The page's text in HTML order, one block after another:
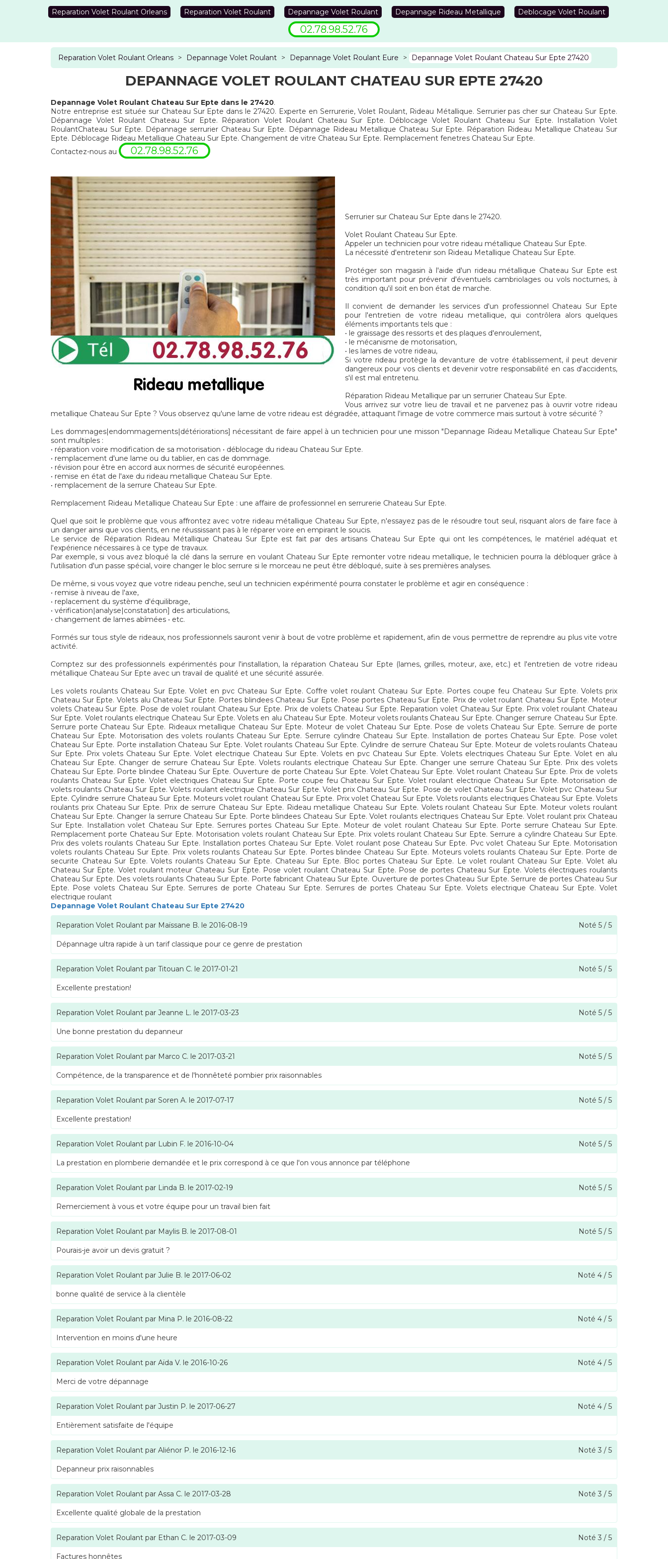
Reparation Volet Roulant Orleans Reparation Volet Roulant Depannage Volet Roulant Depannage Rideau Metallique Deblocage Volet Roulant
02.78.98.52.76
Reparation Volet Roulant Orleans > Depannage Volet Roulant > Depannage Volet Roulant Eure > Depannage Volet Roulant Chateau Sur Epte 27420
DEPANNAGE VOLET ROULANT CHATEAU SUR EPTE 27420
Depannage Volet Roulant Chateau Sur Epte dans le 27420.
Notre entreprise est située sur Chateau Sur Epte dans le 27420. Experte en Serrurerie, Volet Roulant, Rideau Métallique. Serrurier pas cher sur Chateau Sur Epte.
Dépannage Volet Roulant Chateau Sur Epte. Réparation Volet Roulant Chateau Sur Epte. Déblocage Volet Roulant Chateau Sur Epte. Installation Volet
RoulantChateau Sur Epte. Dépannage serrurier Chateau Sur Epte. Dépannage Rideau Metallique Chateau Sur Epte. Réparation Rideau Metallique Chateau Sur
Epte. Déblocage Rideau Metallique Chateau Sur Epte. Changement de vitre Chateau Sur Epte. Remplacement fenetres Chateau Sur Epte.
Contactez-nous au
02.78.98.52.76
Serrurier sur Chateau Sur Epte dans le 27420.
Volet Roulant Chateau Sur Epte.
Appeler un technicien pour votre rideau métallique Chateau Sur Epte.
La nécessité d'entretenir son Rideau Metallique Chateau Sur Epte.
Protéger son magasin à l'aide d'un rideau métallique Chateau Sur Epte est
très important pour prévenir d'éventuels cambriolages ou vols nocturnes, à
condition qu'il soit en bon état de marche.
Il convient de demander les services d'un professionnel Chateau Sur Epte
pour l'entretien de votre rideau metallique, qui contrôlera alors quelques
éléments importants tels que :
• le graissage des ressorts et des plaques d'enroulement,
• le mécanisme de motorisation,
• les lames de votre rideau,
Si votre rideau protège la devanture de votre établissement, il peut devenir
dangereux pour vos clients et devenir votre responsabilité en cas d'accidents,
s'il est mal entretenu.
Réparation Rideau Metallique par un serrurier Chateau Sur Epte.
Vous arrivez sur votre lieu de travail et ne parvenez pas à ouvrir votre rideau
metallique Chateau Sur Epte ? Vous observez qu'une lame de votre rideau est dégradée, attaquant l'image de votre commerce mais surtout à votre sécurité ?
Les dommages|endommagements|détériorations] nécessitant de faire appel à un technicien pour une misson "Depannage Rideau Metallique Chateau Sur Epte"
sont multiples :
• réparation voire modification de sa motorisation • déblocage du rideau Chateau Sur Epte.
• remplacement d'une lame ou du tablier, en cas de dommage.
• révision pour être en accord aux normes de sécurité européennes.
• remise en état de l'axe du rideau metallique Chateau Sur Epte.
• remplacement de la serrure Chateau Sur Epte.
Remplacement Rideau Metallique Chateau Sur Epte : une affaire de professionnel en serrurerie Chateau Sur Epte.
Quel que soit le problème que vous affrontez avec votre rideau métallique Chateau Sur Epte, n'essayez pas de le résoudre tout seul, risquant alors de faire face à
un danger ainsi que vos clients, en ne réussissant pas à le réparer voire en empirant le soucis.
Le service de Réparation Rideau Métallique Chateau Sur Epte est fait par des artisans Chateau Sur Epte qui ont les compétences, le matériel adéquat et
l'expérience nécessaires à ce type de travaux.
Par exemple, si vous avez bloqué la clé dans la serrure en voulant Chateau Sur Epte remonter votre rideau metallique, le technicien pourra la débloquer grâce à
l'utilisation d'un passe spécial, voire changer le bloc serrure si le morceau ne peut être débloqué, suite à ses premières analyses.
De même, si vous voyez que votre rideau penche, seul un technicien expérimenté pourra constater le problème et agir en conséquence :
• remise à niveau de l'axe,
• replacement du système d'équilibrage,
• vérification|analyse|constatation] des articulations,
• changement de lames abîmées • etc.
Formés sur tous style de rideaux, nos professionnels sauront venir à bout de votre problème et rapidement, afin de vous permettre de reprendre au plus vite votre
activité.
Comptez sur des professionnels expérimentés pour l'installation, la réparation Chateau Sur Epte (lames, grilles, moteur, axe, etc.) et l'entretien de votre rideau
métallique Chateau Sur Epte avec un travail de qualité et une sécurité assurée.
Les volets roulants Chateau Sur Epte. Volet en pvc Chateau Sur Epte. Coffre volet roulant Chateau Sur Epte. Portes coupe feu Chateau Sur Epte. Volets prix
Chateau Sur Epte. Volets alu Chateau Sur Epte. Portes blindees Chateau Sur Epte. Pose portes Chateau Sur Epte. Prix de volet roulant Chateau Sur Epte. Moteur
volets Chateau Sur Epte. Pose de volet roulant Chateau Sur Epte. Prix de volets Chateau Sur Epte. Reparation volet Chateau Sur Epte. Prix volet roulant Chateau
Sur Epte. Volet roulants electrique Chateau Sur Epte. Volets en alu Chateau Sur Epte. Moteur volets roulants Chateau Sur Epte. Changer serrure Chateau Sur Epte.
Serrure porte Chateau Sur Epte. Rideaux metallique Chateau Sur Epte. Moteur de volet Chateau Sur Epte. Pose de volets Chateau Sur Epte. Serrure de porte
Chateau Sur Epte. Motorisation des volets roulants Chateau Sur Epte. Serrure cylindre Chateau Sur Epte. Installation de portes Chateau Sur Epte. Pose volet
Chateau Sur Epte. Porte installation Chateau Sur Epte. Volet roulants Chateau Sur Epte. Cylindre de serrure Chateau Sur Epte. Moteur de volets roulants Chateau
Sur Epte. Prix volets Chateau Sur Epte. Volet electrique Chateau Sur Epte. Volets en pvc Chateau Sur Epte. Volets electriques Chateau Sur Epte. Volet en alu
Chateau Sur Epte. Changer de serrure Chateau Sur Epte. Volets roulants electrique Chateau Sur Epte. Changer une serrure Chateau Sur Epte. Prix des volets
Chateau Sur Epte. Porte blindee Chateau Sur Epte. Ouverture de porte Chateau Sur Epte. Volet Chateau Sur Epte. Volet roulant Chateau Sur Epte. Prix de volets
roulants Chateau Sur Epte. Volet electriques Chateau Sur Epte. Porte coupe feu Chateau Sur Epte. Volet roulant electrique Chateau Sur Epte. Motorisation de
volets roulants Chateau Sur Epte. Volets roulant electrique Chateau Sur Epte. Volet prix Chateau Sur Epte. Pose de volet Chateau Sur Epte. Volet pvc Chateau Sur
Epte. Cylindre serrure Chateau Sur Epte. Moteurs volet roulant Chateau Sur Epte. Prix volet Chateau Sur Epte. Volets roulants electriques Chateau Sur Epte. Volets
roulants prix Chateau Sur Epte. Prix de serrure Chateau Sur Epte. Rideau metallique Chateau Sur Epte. Volets roulant Chateau Sur Epte. Moteur volets roulant
Chateau Sur Epte. Changer la serrure Chateau Sur Epte. Porte blindees Chateau Sur Epte. Volet roulants electriques Chateau Sur Epte. Volet roulant prix Chateau
Sur Epte. Installation volet Chateau Sur Epte. Serrures portes Chateau Sur Epte. Moteur de volet roulant Chateau Sur Epte. Porte serrure Chateau Sur Epte.
Remplacement porte Chateau Sur Epte. Motorisation volets roulant Chateau Sur Epte. Prix volets roulant Chateau Sur Epte. Serrure a cylindre Chateau Sur Epte.
Prix des volets roulants Chateau Sur Epte. Installation portes Chateau Sur Epte. Volet roulant pose Chateau Sur Epte. Pvc volet Chateau Sur Epte. Motorisation
volets roulants Chateau Sur Epte. Prix volets roulants Chateau Sur Epte. Portes blindee Chateau Sur Epte. Moteurs volets roulants Chateau Sur Epte. Porte de
securite Chateau Sur Epte. Volets roulants Chateau Sur Epte. Chateau Sur Epte. Bloc portes Chateau Sur Epte. Le volet roulant Chateau Sur Epte. Volet alu
Chateau Sur Epte. Volet roulant moteur Chateau Sur Epte. Pose volet roulant Chateau Sur Epte. Pose de portes Chateau Sur Epte. Volets électriques roulants
Chateau Sur Epte. Des volets roulants Chateau Sur Epte. Porte fabricant Chateau Sur Epte. Ouverture de portes Chateau Sur Epte. Serrure de portes Chateau Sur
Epte. Pose volets Chateau Sur Epte. Serrures de porte Chateau Sur Epte. Serrures de portes Chateau Sur Epte. Volets electrique Chateau Sur Epte. Volet
electrique roulant
Depannage Volet Roulant Chateau Sur Epte 27420
Reparation Volet Roulant par Maïssane B. le 2016-08-19 Noté 5 / 5
Dépannage ultra rapide à un tarif classique pour ce genre de prestation
Reparation Volet Roulant par Titouan C. le 2017-01-21 Noté 5 / 5
Excellente prestation!
Reparation Volet Roulant par Jeanne L. le 2017-03-23 Noté 5 / 5
Une bonne prestation du depanneur
Reparation Volet Roulant par Marco C. le 2017-03-21 Noté 5 / 5
Compétence, de la transparence et de l'honnêteté pombier prix raisonnables
Reparation Volet Roulant par Soren A. le 2017-07-17 Noté 5 / 5
Excellente prestation!
Reparation Volet Roulant par Lubin F. le 2016-10-04 Noté 5 / 5
La prestation en plomberie demandée et le prix correspond à ce que l'on vous annonce par téléphone
Reparation Volet Roulant par Linda B. le 2017-02-19 Noté 5 / 5
Remerciement à vous et votre équipe pour un travail bien fait
Reparation Volet Roulant par Maylis B. le 2017-08-01 Noté 5 / 5
Pourais-je avoir un devis gratuit ?
Reparation Volet Roulant par Julie B. le 2017-06-02 Noté 4 / 5
bonne qualité de service à la clientèle
Reparation Volet Roulant par Mina P. le 2016-08-22 Noté 4 / 5
Intervention en moins d'une heure
Reparation Volet Roulant par Aïda V. le 2016-10-26 Noté 4 / 5
Merci de votre dépannage
Reparation Volet Roulant par Justin P. le 2017-06-27 Noté 4 / 5
Entièrement satisfaite de l'équipe
Reparation Volet Roulant par Aliénor P. le 2016-12-16 Noté 3 / 5
Depanneur prix raisonnables
Reparation Volet Roulant par Assa C. le 2017-03-28 Noté 3 / 5
Excellente qualité globale de la prestation
Reparation Volet Roulant par Ethan C. le 2017-03-09 Noté 3 / 5
Factures honnêtes